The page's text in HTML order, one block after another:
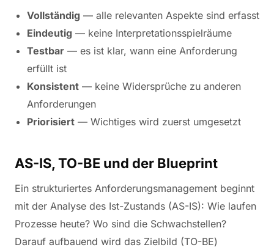
Vollständig — alle relevanten Aspekte sind erfasst
Eindeutig — keine Interpretationsspielräume
Testbar — es ist klar, wann eine Anforderung
erfüllt ist
Konsistent — keine Widersprüche zu anderen
Anforderungen
Priorisiert — Wichtiges wird zuerst umgesetzt
AS-IS, TO-BE und der Blueprint
Ein strukturiertes Anforderungsmanagement beginnt
mit der Analyse des Ist-Zustands (AS-IS): Wie laufen
Prozesse heute? Wo sind die Schwachstellen?
Darauf aufbauend wird das Zielbild (TO-BE)